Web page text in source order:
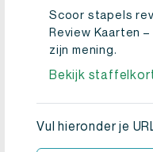
5.00op 5
gebaseerd
klantbeoordeling
Scoor stapels
Review Kaarten
zijn mening.
Bekijk
Vul hieronder je